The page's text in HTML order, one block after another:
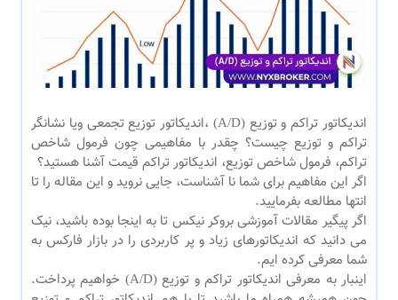
اندیکاتور تراکم و توزیع (A/D) ،اندیکاتور توزیع تجمعی ویا نشانگر
تراکم و توزیع چیست؟ چقدر با مفاهیمی چون فرمول شاخص
تراکم، فرمول شاخص توزیع، اندیکاتور تراکم قیمت آشنا هستید؟
اگر این مفاهیم برای شما نا آشناست، جایی نروید و این مقاله را تا
انتها مطالعه بفرمایید.
اگر پیگیر مقالات آموزشی بروکر نیکس تا به اینجا بوده باشید، نیک
می دانید که اندیکاتورهای زیاد و پر کاربردی را در بازار فارکس به
شما معرفی کرده ایم.
اینبار به معرفی اندیکاتور تراکم و توزیع (A/D) خواهیم پرداخت.